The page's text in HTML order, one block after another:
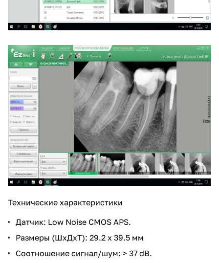
Технические характеристики
Датчик: Low Noise CMOS APS.
Размеры (ШxДxТ): 29.2 x 39.5 мм
Соотношение сигнал/шум: > 37 dB.